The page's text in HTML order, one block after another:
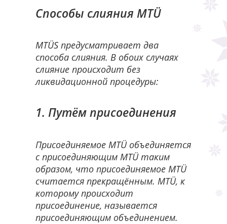
Способы слияния MTÜ
MTÜS предусматривает два
способа слияния. В обоих случаях
слияние происходит без
ликвидационной процедуры:
1. Путём присоединения
Присоединяемое MTÜ объединяется
с присоединяющим MTÜ таким
образом, что присоединяемое MTÜ
считается прекращённым. MTÜ, к
которому происходит
присоединение, называется
присоединяющим объединением.